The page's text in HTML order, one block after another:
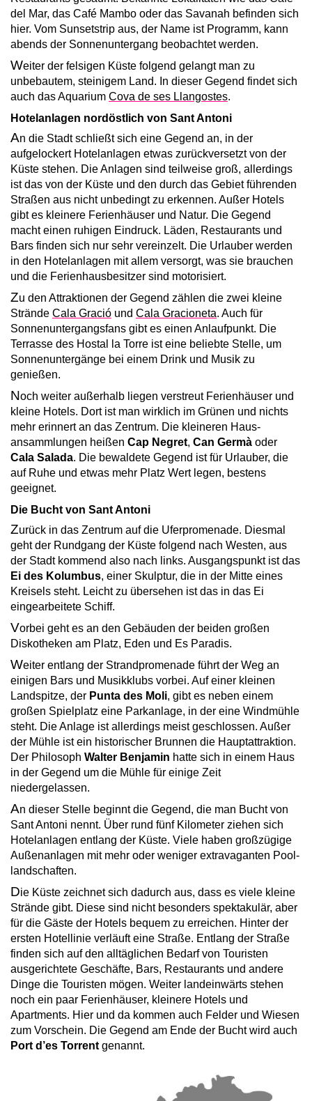
del Mar, das Café Mambo oder das Savanah befinden sich
hier. Vom Sunset­strip aus, der Name ist Programm, kann
abends der Sonnenuntergang beobachtet werden.
Weiter der felsigen Küste folgend gelangt man zu
unbebautem, steinigem Land. In dieser Gegend findet sich
auch das Aquarium Cova de ses Llangostes.
Hotelanlagen nordöstlich von Sant Antoni
An die Stadt schließt sich eine Gegend an, in der
aufgelockert Hotelanlagen etwas zurück­versetzt von der
Küste stehen. Die Anlagen sind teilweise groß, allerdings
ist das von der Küste und den durch das Gebiet führenden
Straßen aus nicht unbedingt zu erkennen. Außer Hotels
gibt es kleinere Ferien­häuser und Natur. Die Gegend
macht einen ruhigen Eindruck. Läden, Restaurants und
Bars finden sich nur sehr vereinzelt. Die Urlauber werden
in den Hotelanlagen mit allem versorgt, was sie brauchen
und die Ferien­haus­besitzer sind motorisiert.
Zu den Attraktionen der Gegend zählen die zwei kleine
Strände Cala Gració und Cala Gracioneta. Auch für
Sonnenuntergangsfans gibt es einen Anlaufpunkt. Die
Terrasse des Hostal la Torre ist eine beliebte Stelle, um
Sonnenuntergänge bei einem Drink und Musik zu
genießen.
Noch weiter außerhalb liegen verstreut Ferienhäuser und
kleine Hotels. Dort ist man wirklich im Grünen und nichts
mehr erinnert an das Zentrum. Die kleineren Haus­
ansammlungen heißen Cap Negret, Can Germà oder
Cala Salada. Die bewaldete Gegend ist für Urlauber, die
auf Ruhe und etwas mehr Platz Wert legen, bestens
geeignet.
Die Bucht von Sant Antoni
Zurück in das Zentrum auf die Uferpromenade. Diesmal
geht der Rundgang der Küste folgend nach Westen, aus
der Stadt kommend also nach links. Ausgangs­punkt ist das
Ei des Kolumbus, einer Skulptur, die in der Mitte eines
Kreisels steht. Leicht zu übersehen ist das in das Ei
eingearbeitete Schiff.
Vorbei geht es an den Gebäuden der beiden großen
Diskotheken am Platz, Eden und Es Paradis.
Weiter entlang der Strandpromenade führt der Weg an
einigen Bars und Musik­klubs vorbei. Auf einer kleinen
Landspitze, der Punta des Moli, gibt es neben einem
großen Spielplatz eine Parkanlage, in der eine Windmühle
steht. Die Anlage ist allerdings meist geschlossen. Außer
der Mühle ist ein historischer Brunnen die Hauptattraktion.
Der Philosoph Walter Benjamin hatte sich in einem Haus
in der Gegend um die Mühle für einige Zeit
niedergelassen.
An dieser Stelle beginnt die Gegend, die man Bucht von
Sant Antoni nennt. Über rund fünf Kilometer ziehen sich
Hotelanlagen entlang der Küste. Viele haben großzügige
Außenanlagen mit mehr oder weniger extravaganten Pool­
land­schaften.
Die Küste zeichnet sich dadurch aus, dass es viele kleine
Strände gibt. Diese sind nicht besonders spektakulär, aber
für die Gäste der Hotels bequem zu erreichen. Hinter der
ersten Hotellinie verläuft eine Straße. Entlang der Straße
finden sich auf den alltäglichen Bedarf von Touristen
ausgerichtete Geschäfte, Bars, Restaurants und andere
Dinge die Touristen mögen. Weiter landeinwärts stehen
noch ein paar Ferienhäuser, kleinere Hotels und
Apartments. Hier und da kommen auch Felder und Wiesen
zum Vorschein. Die Gegend am Ende der Bucht wird auch
Port d’es Torrent genannt.